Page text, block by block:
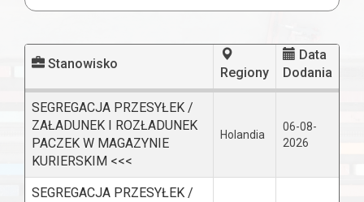
Stanowisko
Regiony
Data
Dodania
SEGREGACJA PRZESYŁEK /
ZAŁADUNEK I ROZŁADUNEK
PACZEK W MAGAZYNIE
KURIERSKIM <<<
Holandia
06-08-
2026
SEGREGACJA PRZESYŁEK /